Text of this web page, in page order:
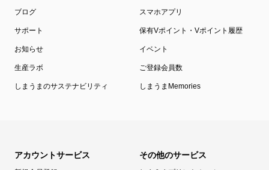
ブログ スマホアプリ
サポート 保有Vポイント・Vポイント履歴
お知らせ イベント
生産ラボ ご登録会員数
しまうまのサステナビリティ しまうまMemories
アカウントサービス その他のサービス